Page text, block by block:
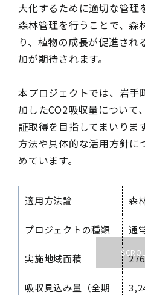
大化するために適切な管理
森林管理を行うことで、森
り、植物の成長が促進され
加が期待されます。
本プロジェクトでは、岩手
加したCO2吸収量について
証取得を目指してまいりま
方法や具体的な活用方針に
めています。
適用方法論 森
プロジェクトの種類 通
実施地域面積
吸収見込み量（全期